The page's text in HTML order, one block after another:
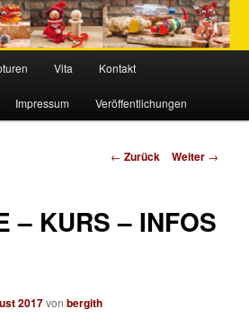
Vita Kontakt
Impressum Veröffentlichungen
Beitrags-
← Zurück Weiter →
– KURS – INFOS
2017vonbergith